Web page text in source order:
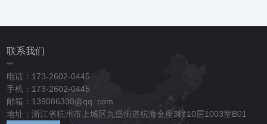
联系我们
电话：173-2602-0445
手机：173-2602-0445
邮箱：139086330@qq. com
地址：浙江省杭州市上城区九堡街道杭海金座3幢10层1003室B01